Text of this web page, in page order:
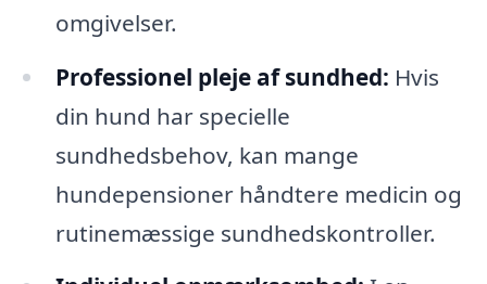
omgivelser.
Professionel pleje af sundhed: Hvis
din hund har specielle
sundhedsbehov, kan mange
hundepensioner håndtere medicin og
rutinemæssige sundhedskontroller.